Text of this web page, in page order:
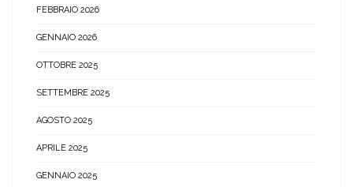
FEBBRAIO 2026
GENNAIO 2026
OTTOBRE 2025
SETTEMBRE 2025
AGOSTO 2025
APRILE 2025
GENNAIO 2025